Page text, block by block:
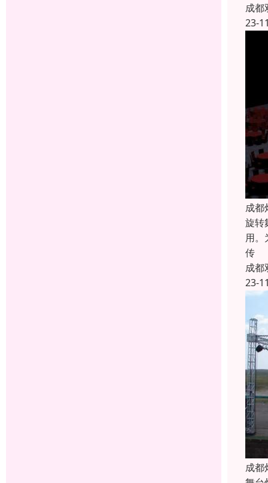
成都
23-
成都
旋转
用。
传
成都
23-
成都